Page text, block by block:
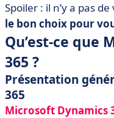
Spoiler : il n’y a pas
le bon choix pour
Qu’est-ce que
365 ?
Présentation
365
Microsoft Dynamics